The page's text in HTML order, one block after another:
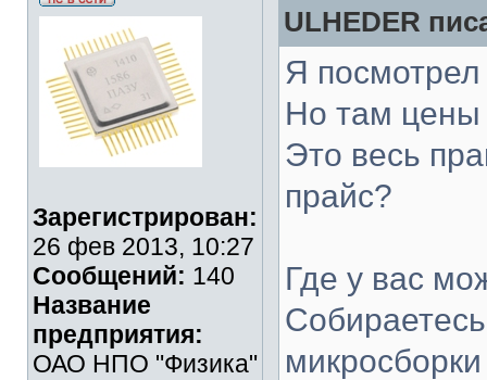
Зарегистрирован:
26 фев 2013, 10:27
Сообщений: 140
Название
предприятия:
ОАО НПО "Физика"
ULHEDER
Я
Но там цены
Это весь
прайс?
Где у вас